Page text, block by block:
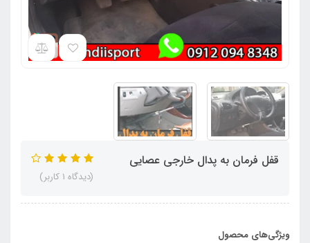
قفل فرمان به پدال خارجی عصایی
(دیدگاه 1 کاربر)
ویژگی‌های محصول